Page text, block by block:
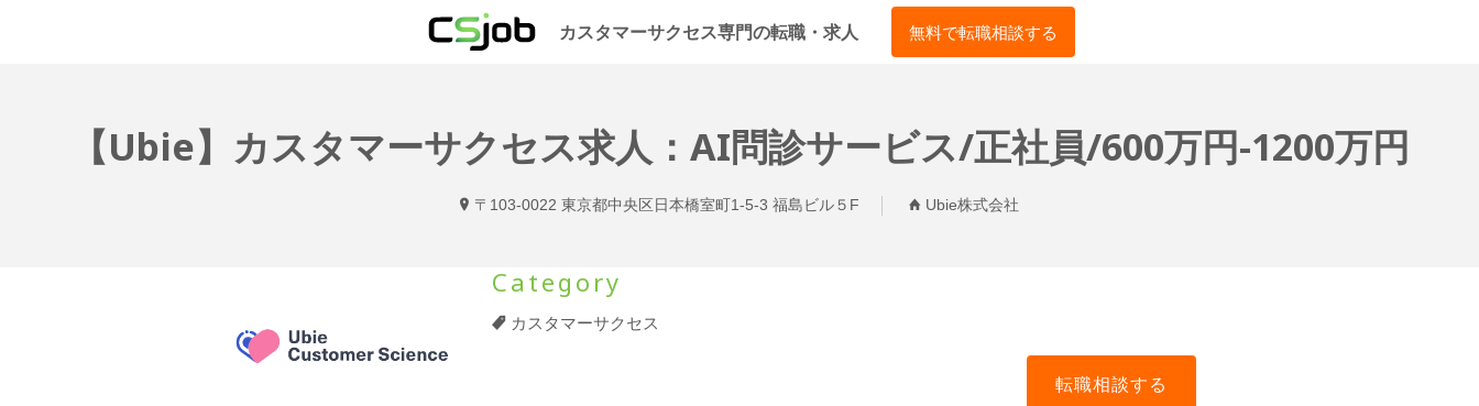
CSJOB
カスタマーサクセス専門の転職・求人 無料で転職相談する
【Ubie】カスタマーサクセス求人：AI問診サービス/正社員/600万円-1200万円
〒103-0022 東京都中央区日本橋室町1-5-3 福島ビル５F Ubie株式会社
Category
カスタマーサクセス